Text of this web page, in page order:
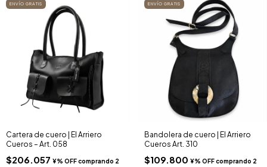
ENVÍO GRATIS
Cartera de cuero | El Arriero
Cueros – Art. 058
$206.057
ENVÍO GRATIS
Bandolera de cuero | El Arriero
Cueros Art. 310
$109.800